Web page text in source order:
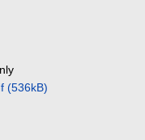
(536kB)